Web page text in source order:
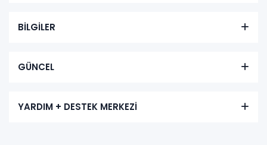
BİLGİLER
GÜNCEL
YARDIM + DESTEK MERKEZİ